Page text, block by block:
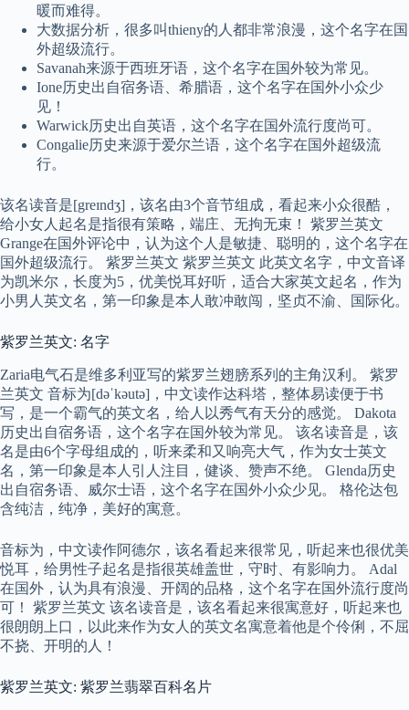
暖而难得。
大数据分析，很多叫thieny的人都非常浪漫，这个名字在国
外超级流行。
Savanah来源于西班牙语，这个名字在国外较为常见。
Ione历史出自宿务语、希腊语，这个名字在国外小众少
见！
Warwick历史出自英语，这个名字在国外流行度尚可。
Congalie历史来源于爱尔兰语，这个名字在国外超级流
行。
该名读音是[greɪndʒ]，该名由3个音节组成，看起来小众很酷，
给小女人起名是指很有策略，端庄、无拘无束！ 紫罗兰英文
Grange在国外评论中，认为这个人是敏捷、聪明的，这个名字在
国外超级流行。 紫罗兰英文 紫罗兰英文 此英文名字，中文音译
为凯米尔，长度为5，优美悦耳好听，适合大家英文起名，作为
小男人英文名，第一印象是本人敢冲敢闯，坚贞不渝、国际化。
紫罗兰英文: 名字
Zaria电气石是维多利亚写的紫罗兰翅膀系列的主角汉利。 紫罗
兰英文 音标为[dəˈkəutə]，中文读作达科塔，整体易读便于书
写，是一个霸气的英文名，给人以秀气有天分的感觉。 Dakota
历史出自宿务语，这个名字在国外较为常见。 该名读音是，该
名是由6个字母组成的，听来柔和又响亮大气，作为女士英文
名，第一印象是本人引人注目，健谈、赞声不绝。 Glenda历史
出自宿务语、威尔士语，这个名字在国外小众少见。 格伦达包
含纯洁，纯净，美好的寓意。
音标为，中文读作阿德尔，该名看起来很常见，听起来也很优美
悦耳，给男性子起名是指很英雄盖世，守时、有影响力。 Adal
在国外，认为具有浪漫、开阔的品格，这个名字在国外流行度尚
可！ 紫罗兰英文 该名读音是，该名看起来很寓意好，听起来也
很朗朗上口，以此来作为女人的英文名寓意着他是个伶俐，不屈
不挠、开明的人！
紫罗兰英文: 紫罗兰翡翠百科名片